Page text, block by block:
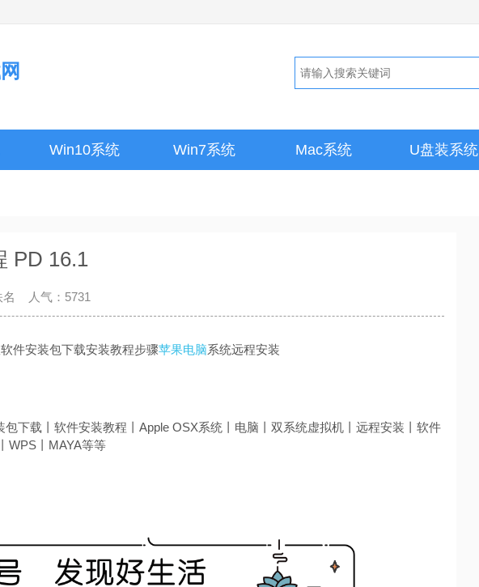
Win10系统 Win7系统 Mac系统 U盘装系统
PD 16.1
名 人气：5731
件安装包下载安装教程步骤苹果电脑系统远程安装
下载丨软件安装教程丨Apple OSX系统丨电脑丨双系统虚拟机丨远程安装丨软件
WPS丨MAYA等等